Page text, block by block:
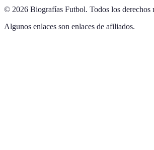
© 2026 Biografías Futbol. Todos los derechos
Algunos enlaces son enlaces de afiliados.